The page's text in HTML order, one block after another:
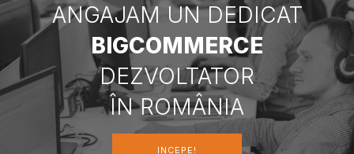
CARIERE
ANGAJA
ROMÂNIA
INCEPE
ANGAJAM UN DEDICAT
BIGCOMMERCE
DEZVOLTATOR
ÎN ROMÂNIA
INCEPE!